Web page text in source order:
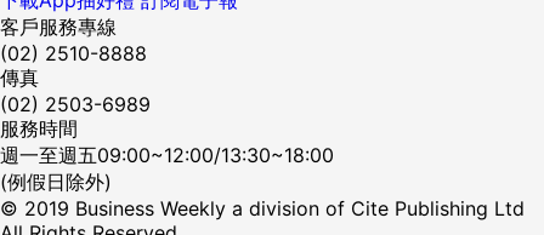
客戶服務專線
(02) 2510-8888
傳真
(02) 2503-6989
服務時間
週一至週五09:00~12:00/13:30~18:00
(例假日除外)
© 2019 Business Weekly a division of Cite Publishing Ltd